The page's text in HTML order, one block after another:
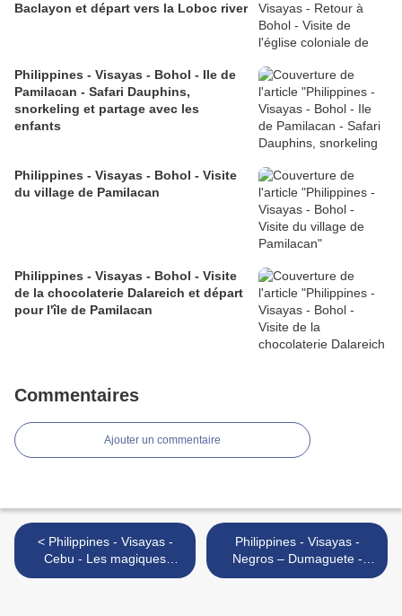
Baclayon et départ vers la Loboc river
Philippines - Visayas - Bohol - Ile de
Pamilacan - Safari Dauphins,
snorkeling et partage avec les
enfants
Philippines - Visayas - Bohol - Visite
du village de Pamilacan
Philippines - Visayas - Bohol - Visite
de la chocolaterie Dalareich et départ
pour l'île de Pamilacan
Commentaires
Ajouter un commentaire
< Philippines - Visayas -
Cebu - Les magiques
chutes d'eau de Samboan
Philippines - Visayas -
Negros – Dumaguete -
Découverte des Twins lakes